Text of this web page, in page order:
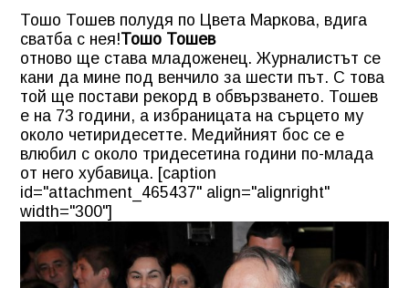
Тошо Тошев полудя по Цвета Маркова, вдига
сватба с нея!Тошо Тошев
отново ще става младоженец. Журналистът се
кани да мине под венчило за шести път. С това
той ще постави рекорд в обвързването. Тошев
е на 73 години, а избраницата на сърцето му
около четиридесетте. Медийният бос се е
влюбил с около тридесетина години по-млада
от него хубавица. [caption
id="attachment_465437" align="alignright"
width="300"]